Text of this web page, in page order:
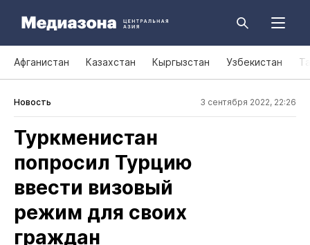
Афганистан Казахстан Кыргызстан Узбекистан
Новость 3 сентября 2022, 22:26
Туркменистан
попросил Турцию
ввести визовый
режим для своих
граждан